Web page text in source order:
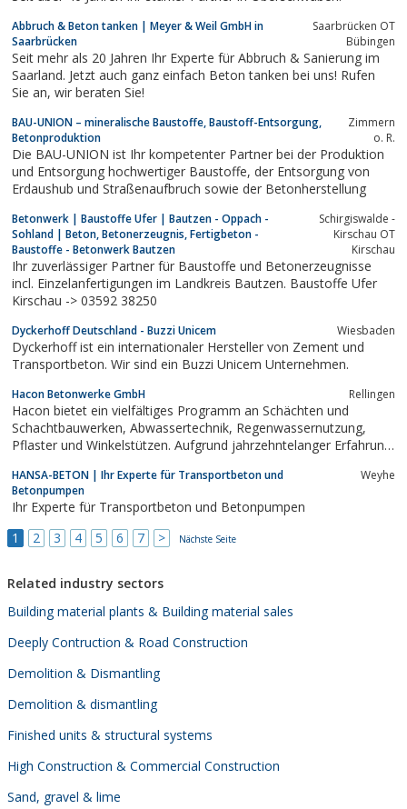
Abbruch & Beton tanken | Meyer & Weil GmbH in
Saarbrücken
Saarbrücken OT
Bübingen
Seit mehr als 20 Jahren Ihr Experte für Abbruch & Sanierung im
Saarland. Jetzt auch ganz einfach Beton tanken bei uns! Rufen
Sie an, wir beraten Sie!
BAU-UNION – mineralische Baustoffe, Baustoff-Entsorgung,
Betonproduktion
Zimmern
o. R.
Die BAU-UNION ist Ihr kompetenter Partner bei der Produktion
und Entsorgung hochwertiger Baustoffe, der Entsorgung von
Erdaushub und Straßenaufbruch sowie der Betonherstellung
Betonwerk | Baustoffe Ufer | Bautzen - Oppach -
Sohland | Beton, Betonerzeugnis, Fertigbeton -
Baustoffe - Betonwerk Bautzen
Schirgiswalde -
Kirschau OT
Kirschau
Ihr zuverlässiger Partner für Baustoffe und Betonerzeugnisse
incl. Einzelanfertigungen im Landkreis Bautzen. Baustoffe Ufer
Kirschau -> 03592 38250
Dyckerhoff Deutschland - Buzzi Unicem Wiesbaden
Dyckerhoff ist ein internationaler Hersteller von Zement und
Transportbeton. Wir sind ein Buzzi Unicem Unternehmen.
Hacon Betonwerke GmbH Rellingen
Hacon bietet ein vielfältiges Programm an Schächten und
Schachtbauwerken, Abwassertechnik, Regenwassernutzung,
Pflaster und Winkelstützen. Aufgrund jahrzehntelanger Erfahrung
verschiedensten Bauvorhaben.
HANSA-BETON | Ihr Experte für Transportbeton und
Betonpumpen
Weyhe
Ihr Experte für Transportbeton und Betonpumpen
1
2 3 4 5 6 7 > Nächste Seite
Related industry sectors
Building material plants & Building material sales
Deeply Contruction & Road Construction
Demolition & Dismantling
Demolition & dismantling
Finished units & structural systems
High Construction & Commercial Construction
Sand, gravel & lime